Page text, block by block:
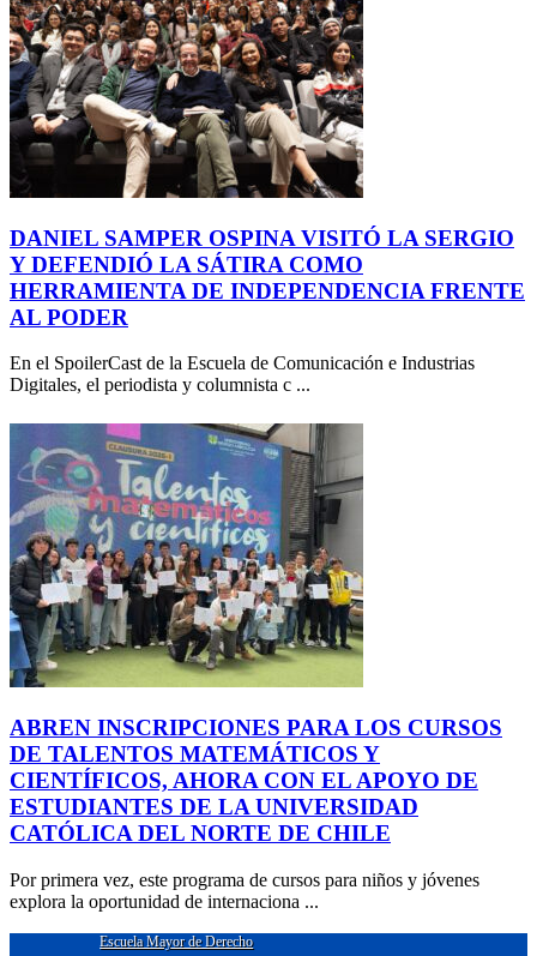
DANIEL SAMPER OSPINA VISITÓ LA SERGIO
Y DEFENDIÓ LA SÁTIRA COMO
HERRAMIENTA DE INDEPENDENCIA FRENTE
AL PODER
En el SpoilerCast de la Escuela de Comunicación e Industrias
Digitales, el periodista y columnista c ...
ABREN INSCRIPCIONES PARA LOS CURSOS
DE TALENTOS MATEMÁTICOS Y
CIENTÍFICOS, AHORA CON EL APOYO DE
ESTUDIANTES DE LA UNIVERSIDAD
CATÓLICA DEL NORTE DE CHILE
Por primera vez, este programa de cursos para niños y jóvenes
explora la oportunidad de internaciona ...
Escuela Mayor de Derecho